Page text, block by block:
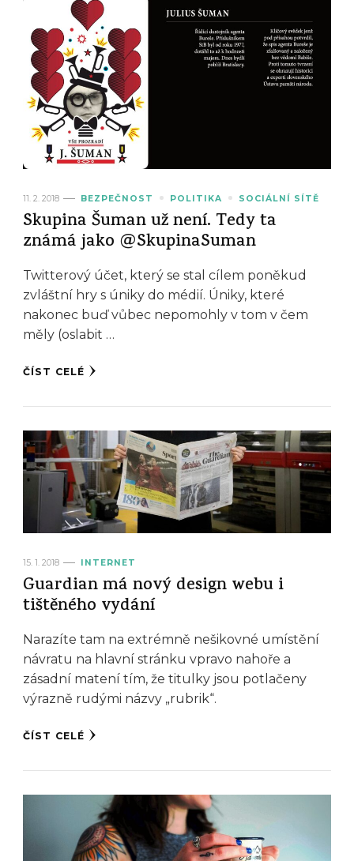
11. 2. 2018 BEZPEČNOST POLITIKA SOCIÁLNÍ SÍTĚ
Skupina Šuman už není. Tedy ta
známá jako @SkupinaSuman
Twitterový účet, který se stal cílem poněkud
zvláštní hry s úniky do médií. Úniky, které
nakonec buď vůbec nepomohly v tom v čem
měly (oslabit …
ČÍST CELÉ
15. 1. 2018 INTERNET
Guardian má nový design webu i
tištěného vydání
Narazíte tam na extrémně nešikovné umístění
návratu na hlavní stránku vpravo nahoře a
zásadní matení tím, že titulky jsou potlačeny
výrazně rudými názvy „rubrik“.
ČÍST CELÉ